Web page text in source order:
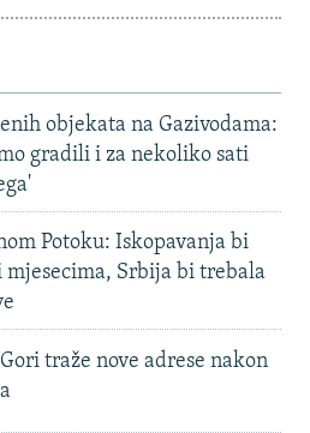
objekata na Gazivodama:
gradili i za nekoliko sati
Potoku: Iskopavanja bi
Srbija bi trebala
traže nove adrese nakon